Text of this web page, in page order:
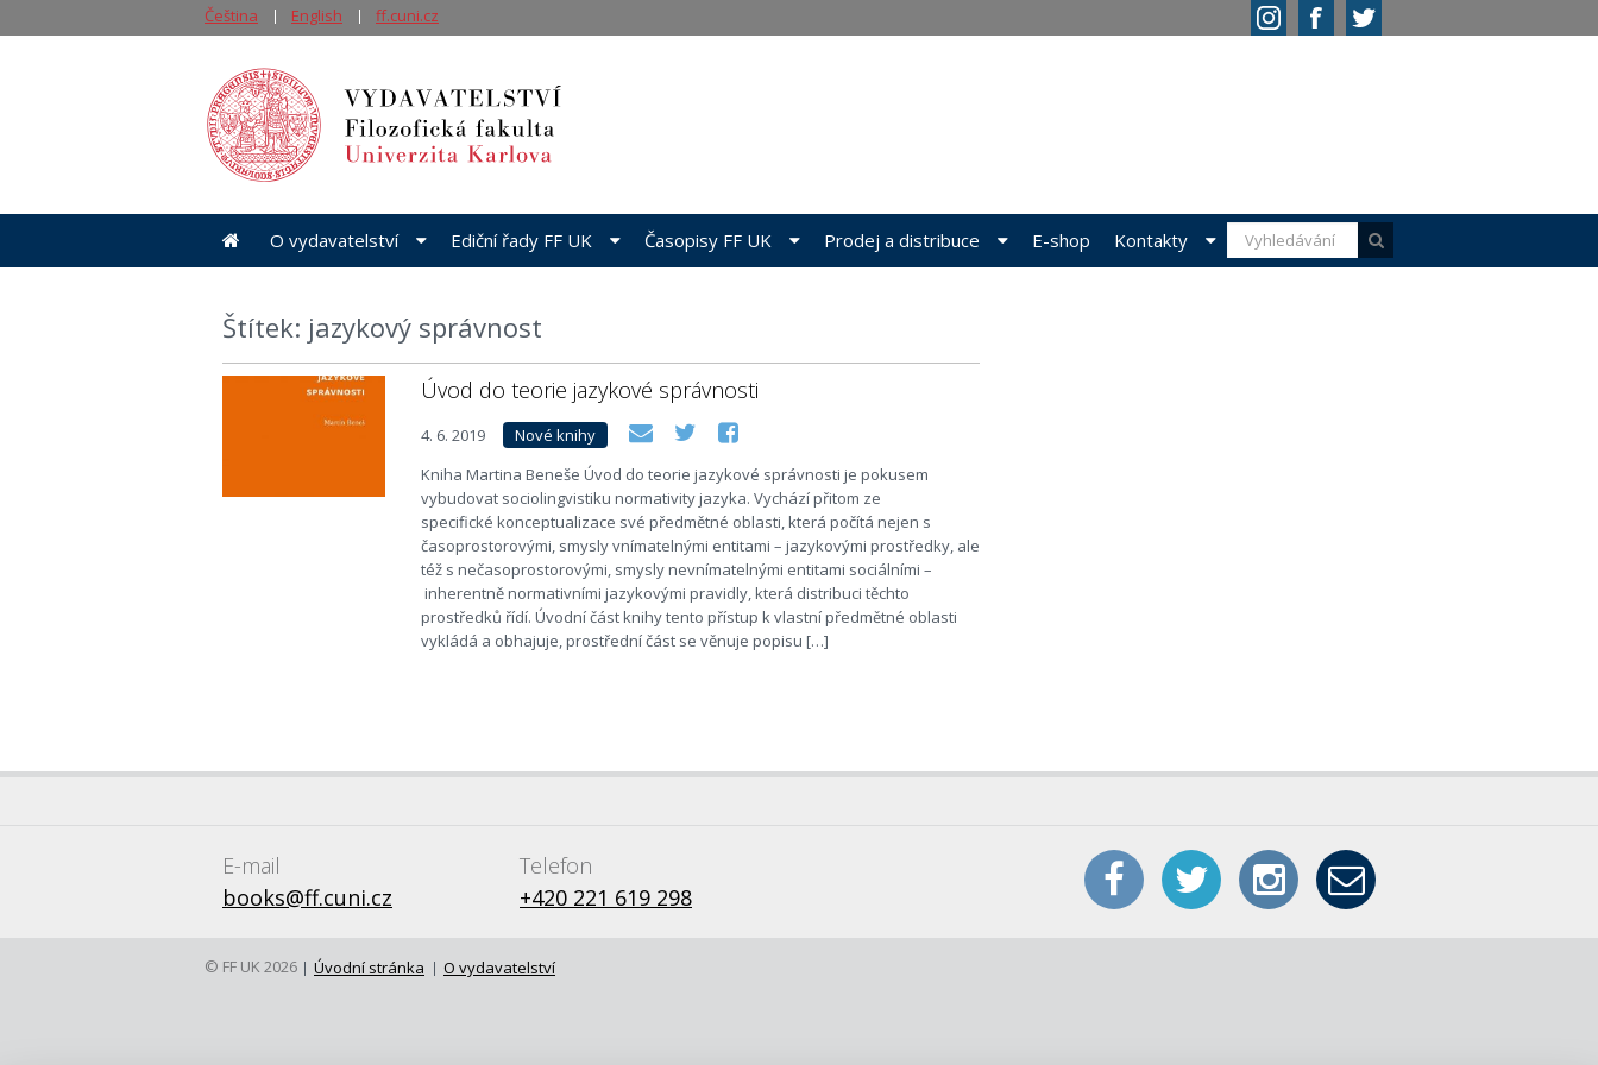
Štítek: jazykový správnost
Úvod do teorie jazykové správnosti
4. 6. 2019
Nové knihy
Kniha Martina Beneše Úvod do teorie jazykové správnosti je pokusem
vybudovat sociolingvistiku normativity jazyka. Vychází přitom ze
specifické konceptualizace své předmětné oblasti, která počítá nejen s
časoprostorovými, smysly vnímatelnými entitami – jazykovými prostředky, ale
též s nečasoprostorovými, smysly nevnímatelnými entitami sociálními –
inherentně normativními jazykovými pravidly, která distribuci těchto
prostředků řídí. Úvodní část knihy tento přístup k vlastní předmětné oblasti
vykládá a obhajuje, prostřední část se věnuje popisu […]
O vydavatelství Ediční řady FF UK Časopisy FF UK Prodej a distribuce E-shop Kontakty
Čeština English ff.cuni.cz
E-mail
books@ff.cuni.cz
Telefon
+420 221 619 298
© FF UK 2026 Úvodní stránka O vydavatelství